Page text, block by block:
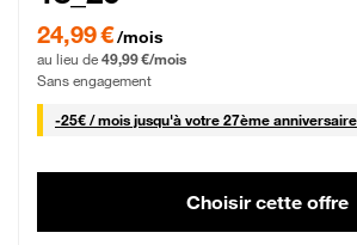
24,99 € par mois pendant 0 mois puis 49,99 € par
24,99 €/mois
au lieu de 49,99 €/mois
Sans engagement
-25€ / mois25 € par mois
jusqu'à votre 27ème anniversaire
Choisir cette offre